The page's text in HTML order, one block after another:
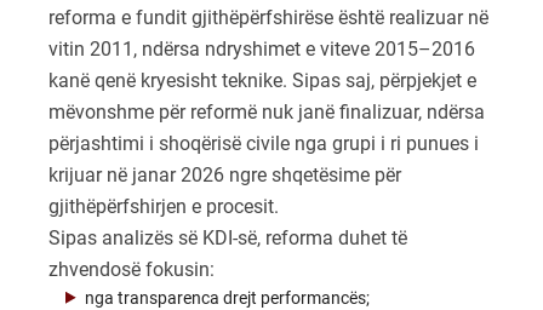
reforma e fundit gjithëpërfshirëse është realizuar në
vitin 2011, ndërsa ndryshimet e viteve 2015–2016
kanë qenë kryesisht teknike. Sipas saj, përpjekjet e
mëvonshme për reformë nuk janë finalizuar, ndërsa
përjashtimi i shoqërisë civile nga grupi i ri punues i
krijuar në janar 2026 ngre shqetësime për
gjithëpërfshirjen e procesit.
Sipas analizës së KDI-së, reforma duhet të
zhvendosë fokusin:
nga transparenca drejt performancës;